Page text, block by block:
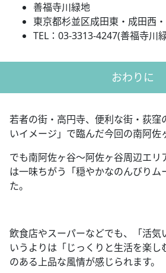
善福寺川緑地
東京都杉並区成田東・成田西
TEL ： 03-3313-4247(善福寺川
おわりに
若者の街・高円寺、便利な街・荻窪
いイメージ」で臨んだ今回の南阿佐
でも南阿佐ヶ谷～阿佐ヶ谷周辺エリ
は一味ちがう「穏やかなのんびりム
た。
飲食店やスーパーなどでも、「活気
いうよりは「じっくりと生活を楽し
のある上品な風情が感じられます。